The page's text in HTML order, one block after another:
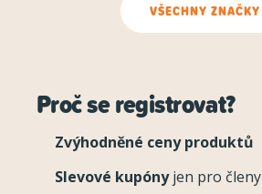
VŠECHNY ZNAČKY
Proč se registrovat?
Zvýhodněné ceny produktů
Slevové kupónyjen pro členy